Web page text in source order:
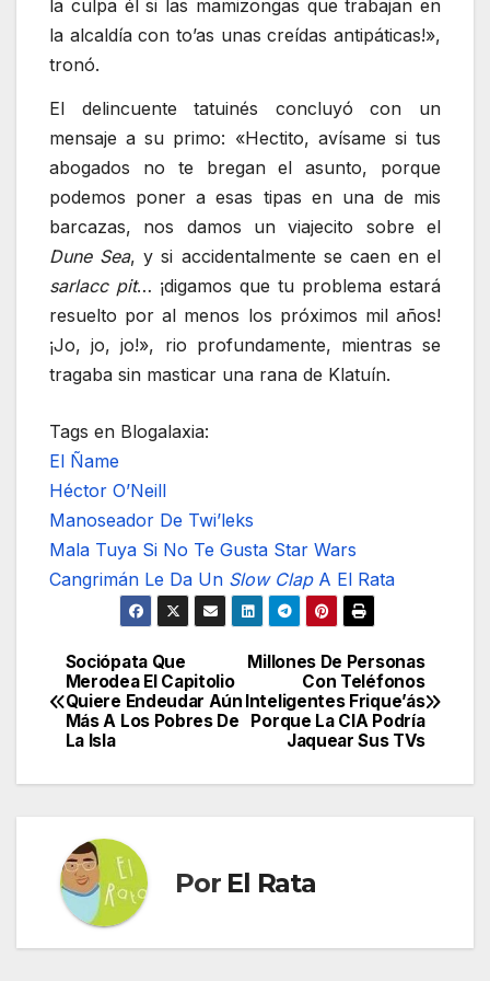
la culpa él si las mamizongas que trabajan en
la alcaldía con to’as unas creídas antipáticas!»,
tronó.
El delincuente tatuinés concluyó con un
mensaje a su primo: «Hectito, avísame si tus
abogados no te bregan el asunto, porque
podemos poner a esas tipas en una de mis
barcazas, nos damos un viajecito sobre el
Dune Sea, y si accidentalmente se caen en el
sarlacc pit… ¡digamos que tu problema estará
resuelto por al menos los próximos mil años!
¡Jo, jo, jo!», rio profundamente, mientras se
tragaba sin masticar una rana de Klatuín.
Tags en Blogalaxia:
El Ñame
Héctor O’Neill
Manoseador De Twi’leks
Mala Tuya Si No Te Gusta Star Wars
Cangrimán Le Da Un Slow ClapA El Rata
Navegación
de
Millones De Personas
Con Teléfonos
Inteligentes Frique’ás
Porque La CIA Podría
Jaquear Sus TVs
Sociópata Que
Merodea El Capitolio
Quiere Endeudar Aún
Más A Los Pobres De
La Isla
Por El Rata